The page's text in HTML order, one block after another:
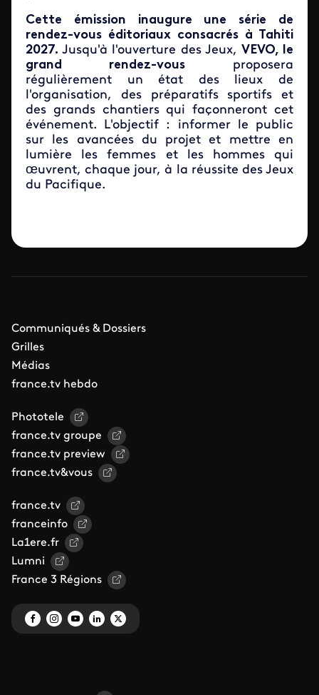
Cette émission inaugure une série de
rendez-vous éditoriaux consacrés à Tahiti
2027. Jusqu'à l'ouverture des Jeux, VEVO, le
grand rendez-vous proposera
régulièrement un état des lieux de
l'organisation, des préparatifs sportifs et
des grands chantiers qui façonneront cet
événement. L'objectif : informer le public
sur les avancées du projet et mettre en
lumière les femmes et les hommes qui
œuvrent, chaque jour, à la réussite des Jeux
du Pacifique.
Communiqués & Dossiers
Grilles
Médias
france.tv hebdo
Phototele
france.tv groupe
france.tv preview
france.tv&vous
france.tv
franceinfo
La1ere.fr
Lumni
France 3 Régions